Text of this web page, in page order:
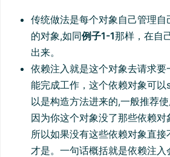
传统做法是每个对象自己管理
的对象,如同例子1-1那样，在自
出来。
依赖注入就是这个对象去请求
能完成工作，这个依赖对象可
以是构造方法进来的,一般推荐
因为你这个对象没了那些依赖对
所以如果没有这些依赖对象直
才是。一句话概括就是依赖注入